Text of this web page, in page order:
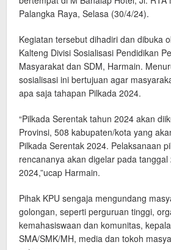
Palangka Raya, Selasa (30/4/24).
Kegiatan tersebut dihadiri dan dibuka
Kalteng Divisi Sosialisasi Pendidikan
Masyarakat dan SDM, Harmain.
sosialisasi ini bertujuan agar
apa saja tahapan Pilkada 2024.
“Pilkada Serentak tahun 2024 akan
Provinsi, 508 kabupaten/kota yang
Pilkada Serentak 2024. Pelaksanaan
rencananya akan digelar pada
2024,”ucap Harmain.
Pihak KPU sengaja mengundang
golongan, seperti perguruan tinggi,
kemahasiswaan dan komunitas,
SMA/SMK/MH, media dan tokoh